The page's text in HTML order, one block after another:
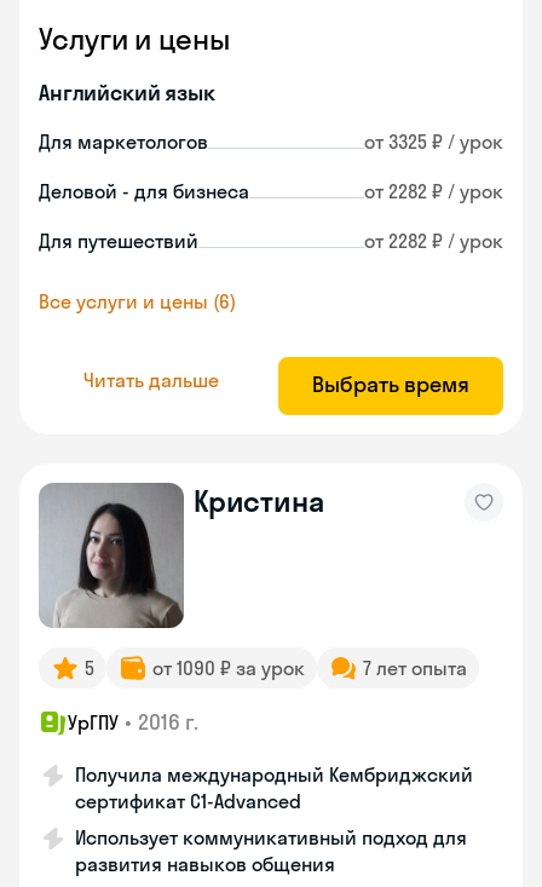
Услуги и цены
Английский язык
Для маркетологов от 3325 ₽ / урок
Деловой - для бизнеса от 2282 ₽ / урок
Для путешествий от 2282 ₽ / урок
Все услуги и цены (6)
Читать дальше Выбрать время
Кристина
5 от 1090 ₽ за урок 7 лет опыта
УрГПУ • 2016 г.
Получила международный Кембриджский
сертификат С1-Advanced
Использует коммуникативный подход для
развития навыков общения